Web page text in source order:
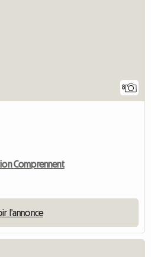
8
Comprennent
l'annonce